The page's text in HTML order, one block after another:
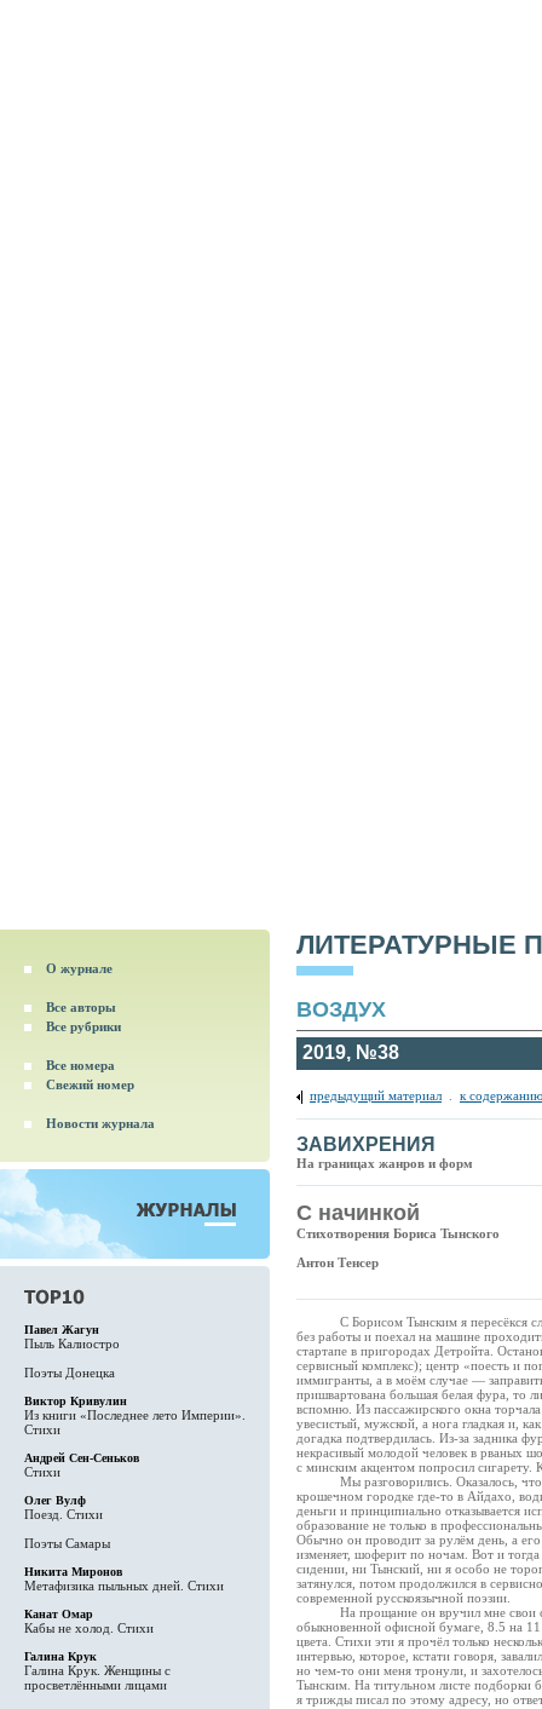
О журнале
Все авторы
Все рубрики
Все номера
Свежий номер
Новости журнала
Павел Жагун
Пыль Калиостро
Поэты Донецка
Виктор Кривулин
Из книги «Последнее лето Империи».
Стихи
Андрей Сен-Сеньков
Стихи
Олег Вулф
Поезд. Стихи
Поэты Самары
Никита Миронов
Метафизика пыльных дней. Стихи
Канат Омар
Кабы не холод. Стихи
Галина Крук
Галина Крук. Женщины с
просветлёнными лицами
ЛИТЕРАТУРНЫЕ
ВОЗДУХ
2019, №38
предыдущий материал к
ЗАВИХРЕНИЯ
На границах жанров и форм
С начинкой
Стихотворения Бориса Тынского
Антон Тенсер
С Борисом Тынским я пересёкся
без работы и поехал на машине
стартапе в пригородах Детройта.
сервисный комплекс); центр «поесть и
иммигранты, а в моём случае —
пришвартована большая белая фура, то
вспомню. Из пассажирского окна
увесистый, мужской, а нога гладкая и,
догадка подтвердилась. Из-за задника
некрасивый молодой человек в рваных
с минским акцентом попросил сигарету.
Мы разговорились. Оказалось, что
крошечном городке где-то в Айдахо,
деньги и принципиально отказывается
образование не только в
Обычно он проводит за рулём день, а
изменяет, шоферит по ночам. Вот и
сидении, ни Тынский, ни я особо не
затянулся, потом продолжился в
современной русскоязычной поэзии.
На прощание он вручил мне свои
обыкновенной офисной бумаге, 8.5 на
цвета. Стихи эти я прочёл только
интервью, которое, кстати говоря,
но чем-то они меня тронули, и
Тынским. На титульном листе подборки
я трижды писал по этому адресу, но